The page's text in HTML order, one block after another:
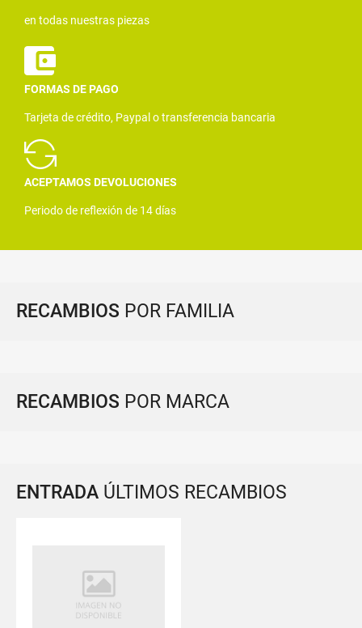
en todas nuestras piezas
FORMAS DE PAGO
Tarjeta de crédito, Paypal o transferencia bancaria
ACEPTAMOS DEVOLUCIONES
Periodo de reflexión de 14 días
RECAMBIOS POR FAMILIA
RECAMBIOS POR MARCA
ENTRADA ÚLTIMOS RECAMBIOS